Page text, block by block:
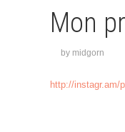
Mon
by midgorn
http://instagr.am/